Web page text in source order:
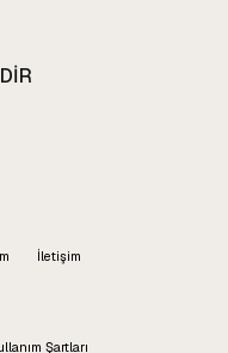
İletişim
Şartları